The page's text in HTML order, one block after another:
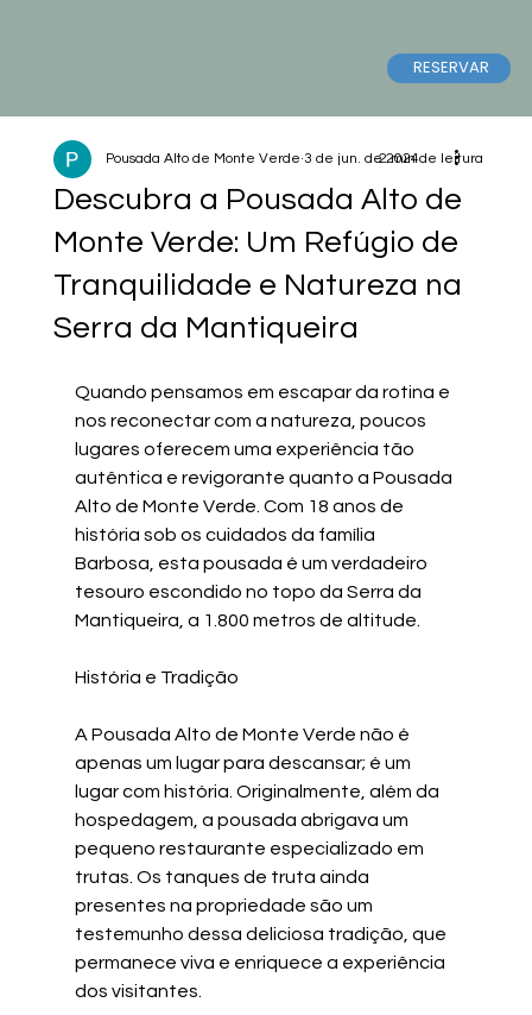
RESERVAR
Descubra a Pousada Alto de
Monte Verde: Um Refúgio de
Tranquilidade e Natureza na
Serra da Mantiqueira
Pousada Alto de Monte Verde 3 de jun. de 20242 min de leitura
Quando pensamos em escapar da rotina e
nos reconectar com a natureza, poucos
lugares oferecem uma experiência tão
autêntica e revigorante quanto a Pousada
Alto de Monte Verde. Com 18 anos de
história sob os cuidados da família
Barbosa, esta pousada é um verdadeiro
tesouro escondido no topo da Serra da
Mantiqueira, a 1.800 metros de altitude.
História e Tradição
A Pousada Alto de Monte Verde não é
apenas um lugar para descansar; é um
lugar com história. Originalmente, além da
hospedagem, a pousada abrigava um
pequeno restaurante especializado em
trutas. Os tanques de truta ainda
presentes na propriedade são um
testemunho dessa deliciosa tradição, que
permanece viva e enriquece a experiência
dos visitantes.